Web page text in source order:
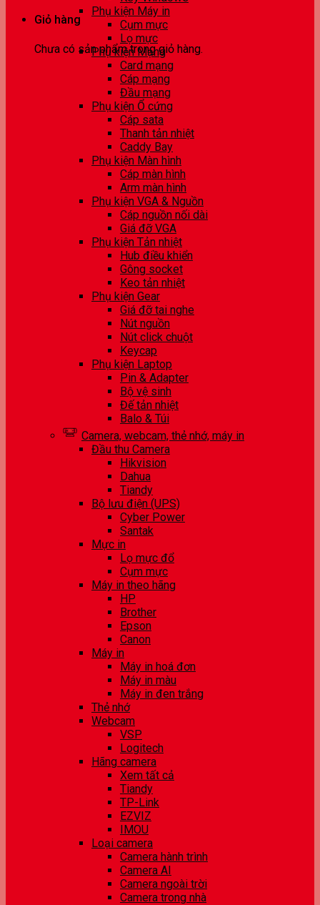
Giỏ hàng
Chưa có sản phẩm trong giỏ hàng.
Phụ kiện Máy in
Cụm mực
Lọ mực
Phụ kiện Mạng
Card mạng
Cáp mạng
Đầu mạng
Phụ kiện Ổ cứng
Cáp sata
Thanh tản nhiệt
Caddy Bay
Phụ kiện Màn hình
Cáp màn hình
Arm màn hình
Phụ kiện VGA & Nguồn
Cáp nguồn nối dài
Giá đỡ VGA
Phụ kiện Tản nhiệt
Hub điều khiển
Gông socket
Keo tản nhiệt
Phụ kiện Gear
Giá đỡ tai nghe
Nút nguồn
Nút click chuột
Keycap
Phụ kiện Laptop
Pin & Adapter
Bộ vệ sinh
Đế tản nhiệt
Balo & Túi
Camera, webcam, thẻ nhớ, máy in
Đầu thu Camera
Hikvision
Dahua
Tiandy
Bộ lưu điện (UPS)
Cyber Power
Santak
Mực in
Lọ mực đổ
Cụm mực
Máy in theo hãng
HP
Brother
Epson
Canon
Máy in
Máy in hoá đơn
Máy in màu
Máy in đen trắng
Thẻ nhớ
Webcam
VSP
Logitech
Hãng camera
Xem tất cả
Tiandy
TP-Link
EZVIZ
IMOU
Loại camera
Camera hành trình
Camera AI
Camera ngoài trời
Camera trong nhà